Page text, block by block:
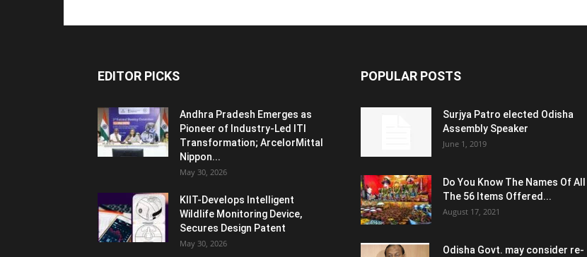
EDITOR PICKS
Andhra Pradesh Emerges as
Pioneer of Industry-Led ITI
Transformation; ArcelorMittal
Nippon...
May 30, 2026
KIIT-Develops Intelligent
Wildlife Monitoring Device,
Secures Design Patent
May 30, 2026
POPULAR POSTS
Surjya Patro elected Odisha
Assembly Speaker
June 1, 2019
Do You Know The Names Of All
The 56 Items Offered...
August 17, 2021
Odisha Govt. may consider re-